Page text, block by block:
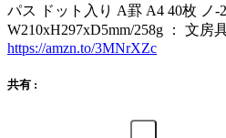
パス ドット入り A罫 A4 40枚 ノ-
W210xH297xD5mm/258g ： 文房
https://amzn.to/3MNrXZc
共有 :